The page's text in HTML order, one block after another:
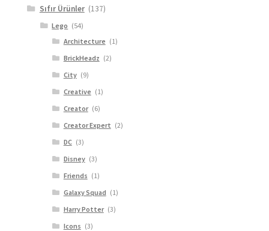
Sıfır Ürünler (137)
Lego (54)
Architecture (1)
BrickHeadz (2)
City (9)
Creative (1)
Creator (6)
Creator Expert (2)
DC (3)
Disney (3)
Friends (1)
Galaxy Squad (1)
Harry Potter (3)
Icons (3)